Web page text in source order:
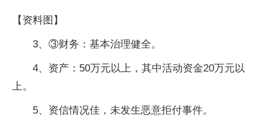
【资料图】
3、③财务：基本治理健全。
4、资产：50万元以上，其中活动资金20万元以
上。
5、资信情况佳，未发生恶意拒付事件。